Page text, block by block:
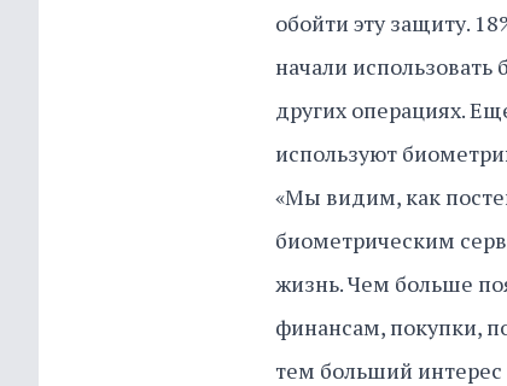
обойти эту защиту.
начали
других операциях.
используют
«Мы видим, как
биометрическим
жизнь. Чем больше
финансам, покупки,
тем больший интерес